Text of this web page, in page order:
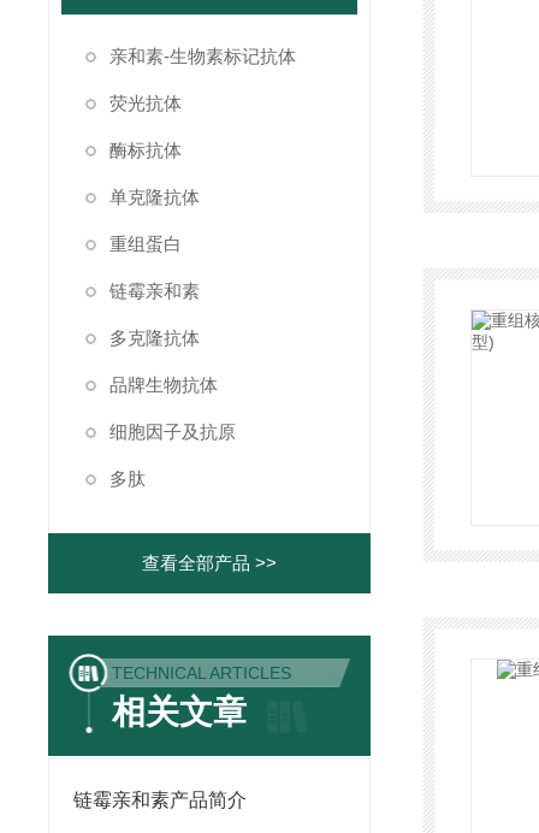
亲和素-生物素标记抗体
荧光抗体
酶标抗体
单克隆抗体
重组蛋白
链霉亲和素
多克隆抗体
品牌生物抗体
细胞因子及抗原
多肽
查看全部产品 >>
TECHNICAL ARTICLES
相关文章
链霉亲和素产品简介